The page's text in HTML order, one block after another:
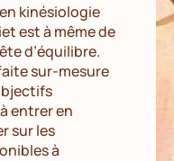
kinésiologie
est à même de
d’équilibre.
sur-mesure
entrer en
sur les
à